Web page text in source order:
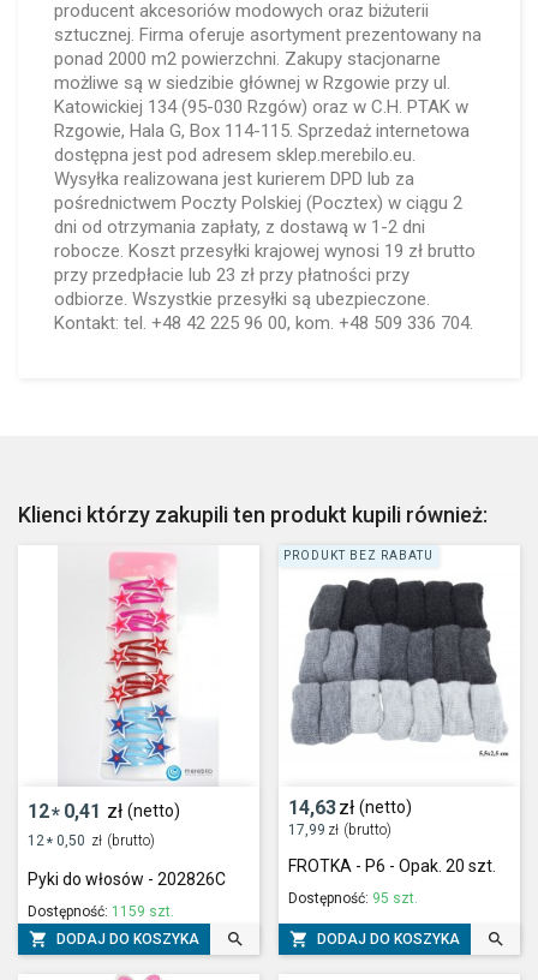
producent akcesoriów modowych oraz biżuterii
sztucznej. Firma oferuje asortyment prezentowany na
ponad 2000 m2 powierzchni. Zakupy stacjonarne
możliwe są w siedzibie głównej w Rzgowie przy ul.
Katowickiej 134 (95-030 Rzgów) oraz w C.H. PTAK w
Rzgowie, Hala G, Box 114-115. Sprzedaż internetowa
dostępna jest pod adresem sklep.merebilo.eu.
Wysyłka realizowana jest kurierem DPD lub za
pośrednictwem Poczty Polskiej (Pocztex) w ciągu 2
dni od otrzymania zapłaty, z dostawą w 1-2 dni
robocze. Koszt przesyłki krajowej wynosi 19 zł brutto
przy przedpłacie lub 23 zł przy płatności przy
odbiorze. Wszystkie przesyłki są ubezpieczone.
Kontakt: tel. +48 42 225 96 00, kom. +48 509 336 704.
Klienci którzy zakupili ten produkt kupili również:
12* 0,41 zł (netto)
12 * 0,50 zł (brutto)
Pyki do włosów - 202826C
Dostępność: 1159 szt.
 DODAJ DO KOSZYKA 
14,63zł (netto)
17,99 zł (brutto)
FROTKA - P6 - Opak. 20 szt.
Dostępność: 95 szt.
 DODAJ DO KOSZYKA 
PRODUKT BEZ RABATU